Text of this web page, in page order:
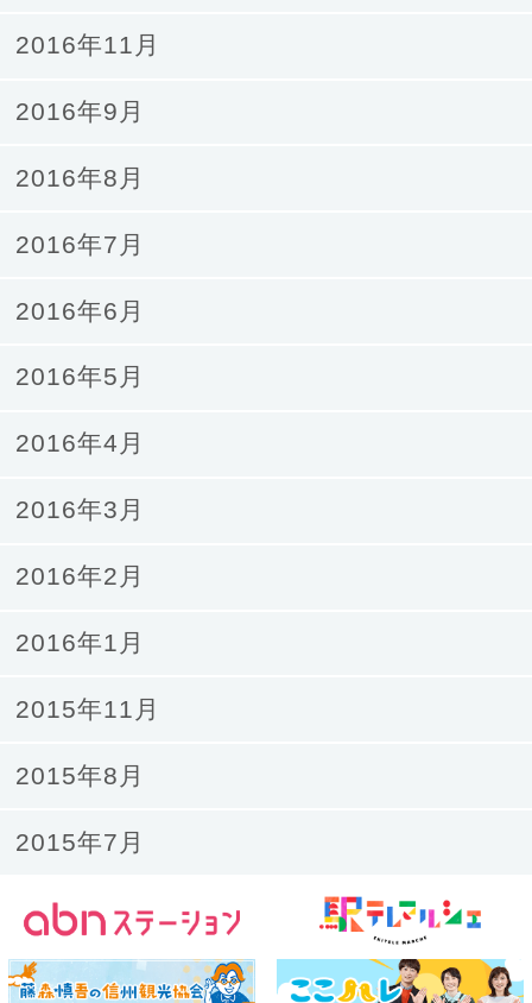
2016年11月
2016年9月
2016年8月
2016年7月
2016年6月
2016年5月
2016年4月
2016年3月
2016年2月
2016年1月
2015年11月
2015年8月
2015年7月